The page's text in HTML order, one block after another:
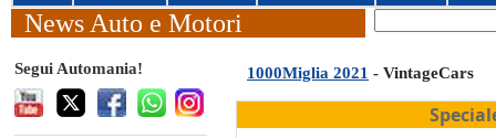
News Auto e Motori
Segui Automania! 1000Miglia 2021 - VintageCars